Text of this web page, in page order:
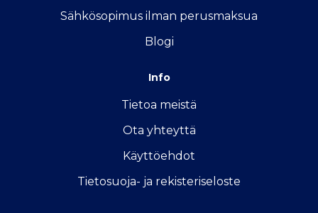
Sähkösopimus ilman perusmaksua
Blogi
Info
Tietoa meistä
Ota yhteyttä
Käyttöehdot
Tietosuoja- ja rekisteriseloste